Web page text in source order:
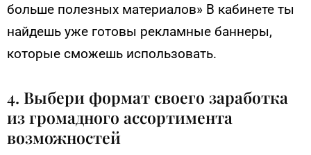
больше полезных материалов» В кабинете ты
найдешь уже готовы рекламные баннеры,
которые сможешь использовать.
4. Выбери формат своего заработка
из громадного ассортимента
возможностей